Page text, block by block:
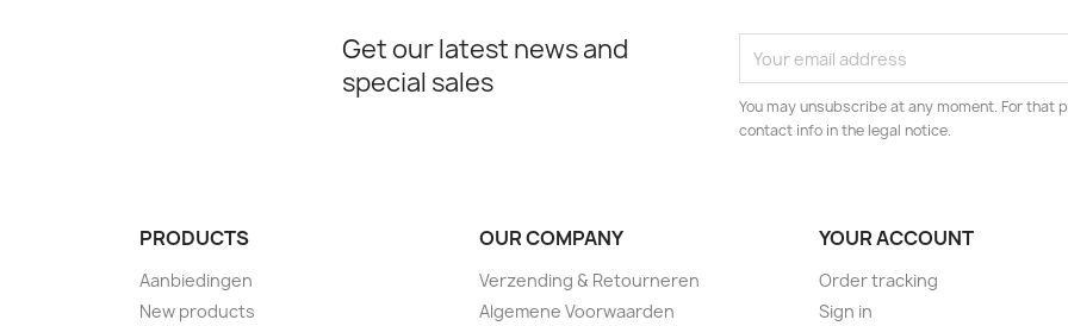
Get our latest news and
special sales
You may unsubscribe at any moment. For that
contact info in the legal notice.
PRODUCTS
Aanbiedingen
New products
OUR COMPANY
Verzending & Retourneren
Algemene Voorwaarden
YOUR ACCOUNT
Order tracking
Sign in